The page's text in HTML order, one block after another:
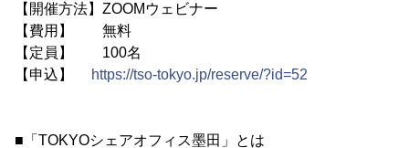
【開催方法】ZOOMウェビナー
【費用】 無料
【定員】 100名
【申込】
https://tso-tokyo.jp/reserve/?id=52
■「TOKYOシェアオフィス墨田」とは